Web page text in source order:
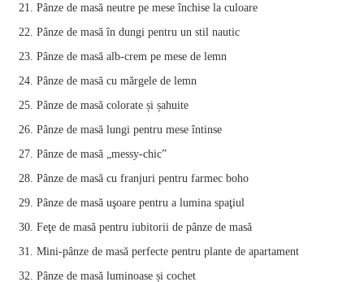
Pânze de masă neutre pe mese închise la culoare
Pânze de masă în dungi pentru un stil nautic
Pânze de masă alb-crem pe mese de lemn
Pânze de masă cu mărgele de lemn
Pânze de masă colorate și șahuite
Pânze de masă lungi pentru mese întinse
Pânze de masă „messy‑chic”
Pânze de masă cu franjuri pentru farmec boho
Pânze de masă uşoare pentru a lumina spaţiul
Feţe de masă pentru iubitorii de pânze de masă
Mini‑pânze de masă perfecte pentru plante de apartament
Pânze de masă luminoase și cochet